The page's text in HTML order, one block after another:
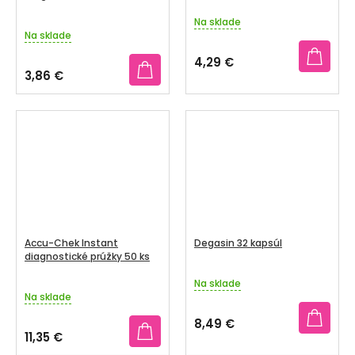
Na sklade
3,86 €
Priemerné
produktu
je
z
5
Na sklade
4,29 €
Accu-Chek Instant
diagnostické prúžky 50 ks
Na sklade
11,35 €
Degasin 32 kapsúl
Priemerné
produktu
je
Na sklade
8,49 €